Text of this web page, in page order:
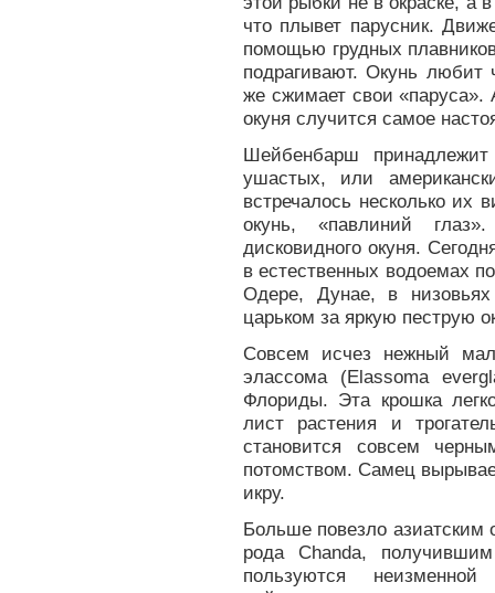
что плывет парусник.
помощью грудных
подрагивают. Окунь
же сжимает свои
окуня случится самое
Шейбенбарш
ушастых, или
встречалось несколько их
окунь, «павлиний
дисковидного окуня.
в естественных водоемах
Одере, Дунае, в
царьком за яркую пеструю
Совсем исчез нежный
элассома (Elassoma
Флориды. Эта крошка
лист растения и
становится совсем
потомством. Самец
икру.
Больше повезло азиатским
рода Chanda,
пользуются